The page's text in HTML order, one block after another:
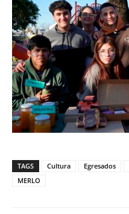
TAGS Cultura Egresados
MERLO